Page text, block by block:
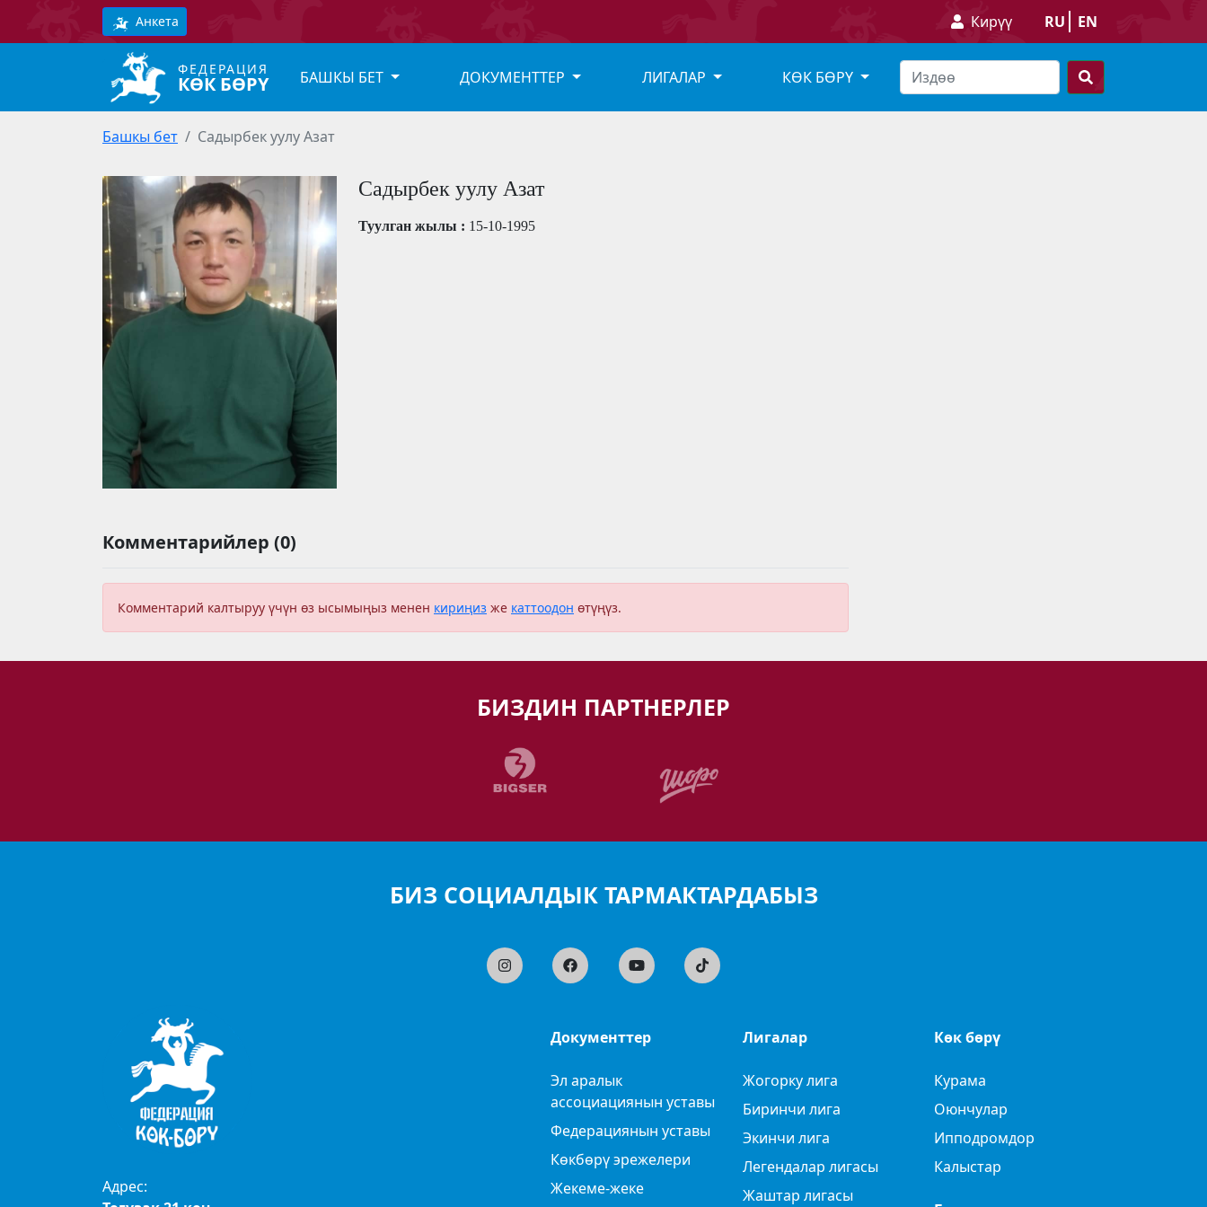
Анкета Кирүү RU EN
ФЕДЕРАЦИЯ
КӨК БӨРҮ БАШКЫ БЕТ ДОКУМЕНТТЕР ЛИГАЛАР КӨК БӨРҮ
Башкы бет Садырбек уулу Азат
Садырбек уулу Азат
Туулган жылы : 15-10-1995
Комментарийлер (0)
Комментарий калтыруу үчүн өз ысымыңыз менен кириңиз же каттоодон өтүңүз.
БИЗДИН ПАРТНЕРЛЕР
БИЗ СОЦИАЛДЫК ТАРМАКТАРДАБЫЗ
Адрес:
Документтер
Эл аралык
ассоциациянын уставы
Федерациянын уставы
Көкбөрү эрежелери
Жекеме-жеке
Лигалар
Жогорку лига
Биринчи лига
Экинчи лига
Легендалар лигасы
Жаштар лигасы
Көк бөрү
Курама
Оюнчулар
Ипподромдор
Калыстар